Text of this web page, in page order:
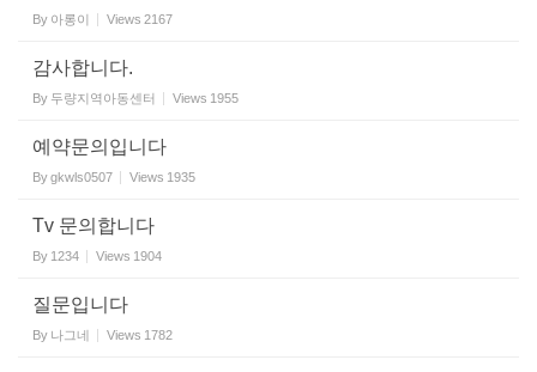
By 아롱이 Views 2167
감사합니다.
By 두량지역아동센터 Views 1955
예약문의입니다
Bygkwls0507 Views 1935
Tv 문의합니다
By 1234 Views 1904
질문입니다
By 나그네 Views 1782